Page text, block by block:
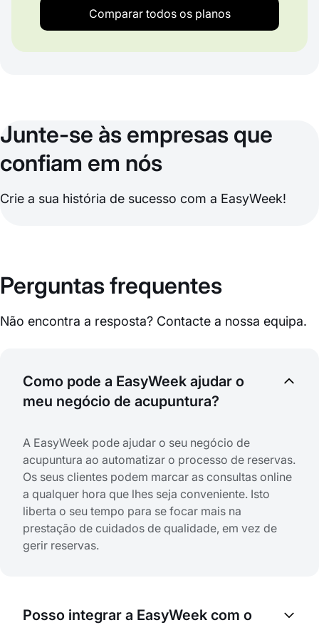
Comparar todos os planos
Junte-se às empresas que
confiam em nós
Crie a sua história de sucesso com a EasyWeek!
Perguntas frequentes
Não encontra a resposta? Contacte a nossa equipa.
Como pode a EasyWeek ajudar o
meu negócio de acupuntura?
A EasyWeek pode ajudar o seu negócio de
acupuntura ao automatizar o processo de reservas.
Os seus clientes podem marcar as consultas online
a qualquer hora que lhes seja conveniente. Isto
liberta o seu tempo para se focar mais na
prestação de cuidados de qualidade, em vez de
gerir reservas.
Posso integrar a EasyWeek com o